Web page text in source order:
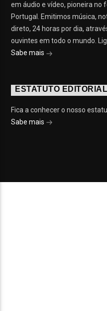
em áudio e vídeo, pioneira no
Portugal. Emitimos música,
direto, 24 horas por dia,
ouvintes em todo o mundo.
Sabe mais
ESTATUTO EDITORIAL
Fica a conhecer o nosso
Sabe mais